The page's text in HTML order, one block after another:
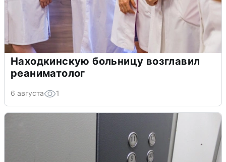
Находкинскую больницу возглавил
реаниматолог
6 августа 1